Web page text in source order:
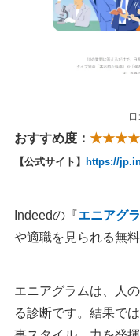
口
おすすめ度：
【公式サイト】
https://
Indeedの『エニアグ
や適職を見られる無料
エニアグラムは、人
る診断です。結果で